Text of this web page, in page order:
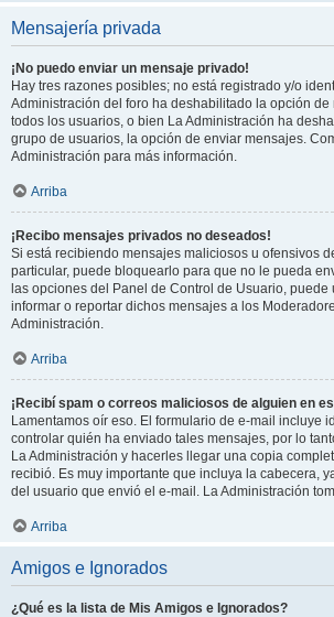
Mensajería privada
¡No puedo enviar un mensaje privado!
Hay tres razones posibles; no está registrado y/o
Administración del foro ha deshabilitado la opción
todos los usuarios, o bien La Administración ha
grupo de usuarios, la opción de enviar mensajes.
Administración para más información.
Arriba
¡Recibo mensajes privados no deseados!
Si está recibiendo mensajes maliciosos u ofensivos
particular, puede bloquearlo para que no le pueda
las opciones del Panel de Control de Usuario, puede
informar o reportar dichos mensajes a los
Administración.
Arriba
¡Recibí spam o correos maliciosos de alguien en
Lamentamos oír eso. El formulario de e-mail incluye
controlar quién ha enviado tales mensajes, por lo
La Administración y hacerles llegar una copia
recibió. Es muy importante que incluya la cabecera,
del usuario que envió el e-mail. La Administración
Arriba
Amigos e Ignorados
¿Qué es la lista de Mis Amigos e Ignorados?